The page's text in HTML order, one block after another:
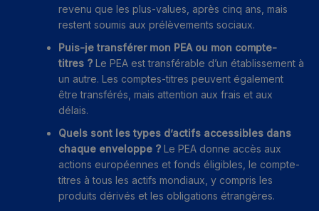
revenu que les plus-values, après cinq ans, mais
restent soumis aux prélèvements sociaux.
Puis-je transférer mon PEA ou mon compte-
titres ? Le PEA est transférable d’un établissement à
un autre. Les comptes-titres peuvent également
être transférés, mais attention aux frais et aux
délais.
Quels sont les types d’actifs accessibles dans
chaque enveloppe ? Le PEA donne accès aux
actions européennes et fonds éligibles, le compte-
titres à tous les actifs mondiaux, y compris les
produits dérivés et les obligations étrangères.